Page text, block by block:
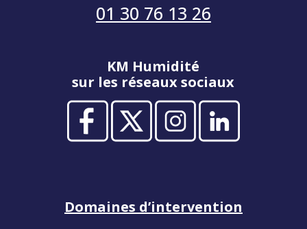
01 30 76 13 26
KM Humidité
sur les réseaux sociaux
Domaines d’intervention